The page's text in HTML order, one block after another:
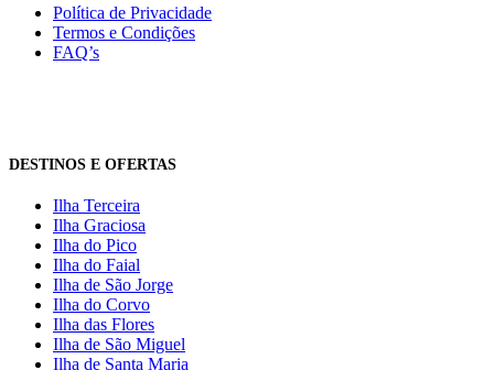
Política de Privacidade
Termos e Condições
FAQ’s
DESTINOS E OFERTAS
Ilha Terceira
Ilha Graciosa
Ilha do Pico
Ilha do Faial
Ilha de São Jorge
Ilha do Corvo
Ilha das Flores
Ilha de São Miguel
Ilha de Santa Maria